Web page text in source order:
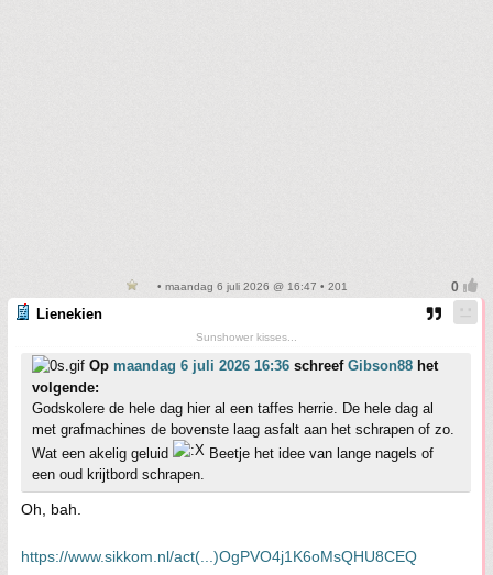
• maandag 6 juli 2026 @ 16:47 • 201
Lienekien
Sunshower kisses...
Op maandag 6 juli 2026 16:36 schreef Gibson88 het
volgende:
Godskolere de hele dag hier al een taffes herrie. De hele dag al
met grafmachines de bovenste laag asfalt aan het schrapen of zo.
Wat een akelig geluid
Beetje het idee van lange nagels of
een oud krijtbord schrapen.
Oh, bah.
https://www.sikkom.nl/act(...)OgPVO4j1K6oMsQHU8CEQ